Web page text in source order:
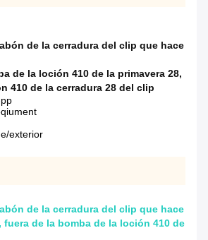
de la cerradura del clip que hace
de la loción 410 de la primavera 28,
410 de la cerradura 28 del clip
exterior
de la cerradura del clip que hace
fuera de la bomba de la loción 410 de